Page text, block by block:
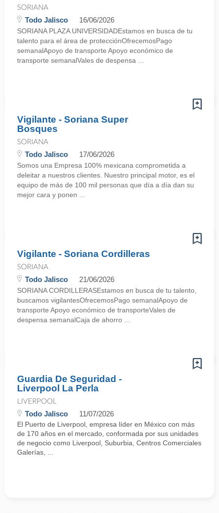
SORIANA
Todo Jalisco 16/06/2026
SORIANA PLAZA UNIVERSIDADEstamos en busca de tu
talento para el área de protecciónOfrecemosPago
semanalApoyo de transporte Apoyo económico de
transporte semanalVales de despensa ...
Vigilante - Soriana Super
Bosques
SORIANA
Todo Jalisco 17/06/2026
Somos una Empresa 100% mexicana comprometida a
deleitar a nuestros clientes. Nuestro principal motor, es el
equipo de más de 100 mil personas que día a día dan su
mejor cara y ponen ...
Vigilante - Soriana Cordilleras
SORIANA
Todo Jalisco 21/06/2026
SORIANA CORDILLERASEstamos en busca de tu talento,
buscamos vigilantesOfrecemosPago semanalApoyo de
transporte Apoyo económico de transporteVales de
despensa semanalCaja de ahorro ...
Guardia De Seguridad -
Liverpool La Perla
LIVERPOOL
Todo Jalisco 11/07/2026
El Puerto de Liverpool, empresa líder en México con más
de 170 años en el mercado, conformada por sus unidades
de negocio como Liverpool, Suburbia, Centros Comerciales
Galerías, ...